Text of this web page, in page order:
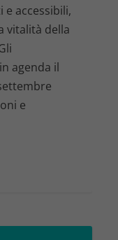
e accessibili,
vitalità della
agenda il
e